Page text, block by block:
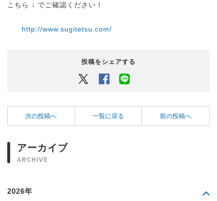
こちら ↓ でご確認ください！
http://www.sugitetsu.com/
投稿をシェアする
Twitter Facebook
次の投稿へ 一覧に戻る 前の投稿へ
アーカイブ
ARCHIVE
2026年